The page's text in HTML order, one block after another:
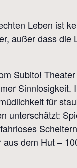
Leben ist
außer dass die
Subito!
Sinnlosigkeit.
für
unterschätzt:
dem Hut –